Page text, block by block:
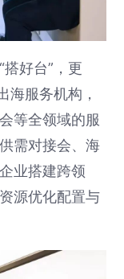
好台”，更
海服务机构，
等全领域的服
需对接会、海
业搭建跨领
源优化配置与